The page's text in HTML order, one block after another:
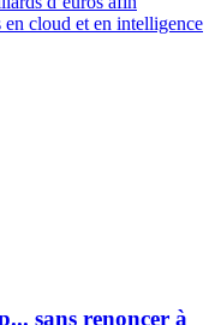
en cloud et en intelligence
sans renoncer à